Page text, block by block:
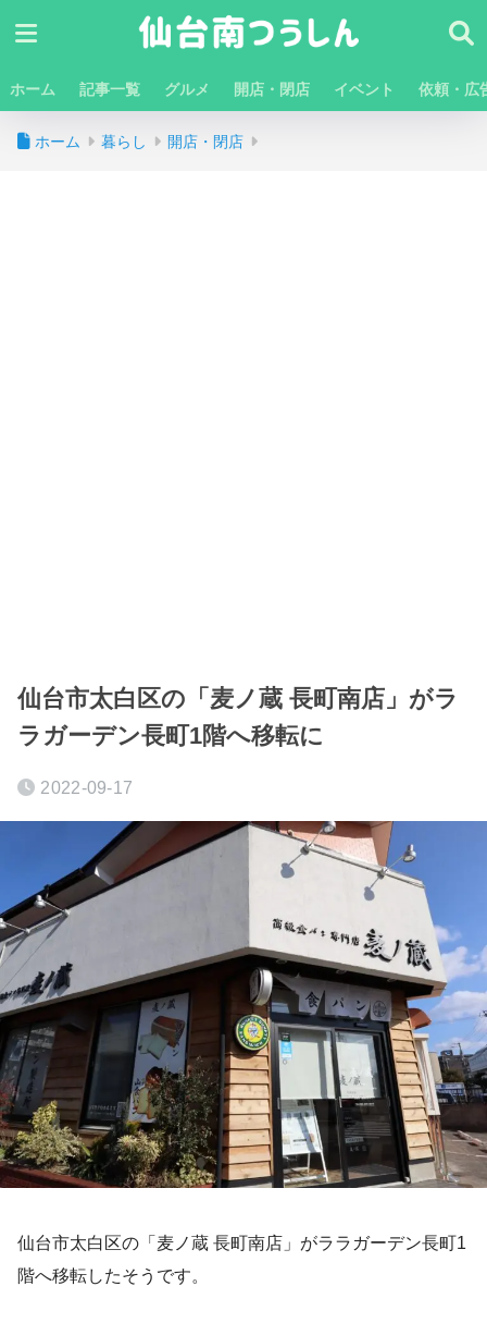
ホーム 記事一覧 グルメ 開店・閉店 イベント 依頼・広
ホーム 暮らし 開店・閉店
仙台市太白区の「麦ノ蔵 長町南店」がラ
ラガーデン長町1階へ移転に
2022-09-17
仙台市太白区の「麦ノ蔵 長町南店」がララガーデン長町1
階へ移転したそうです。